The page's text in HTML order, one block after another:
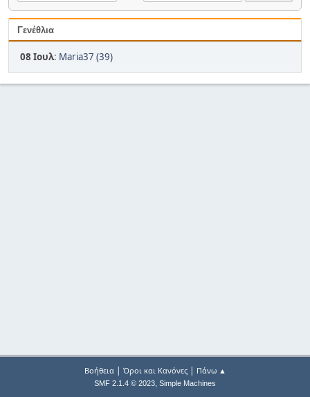
Γενέθλια
08 Ιουλ: Maria37 (39)
Βοήθεια| Όροι και Κανόνες| Πάνω ▲
SMF 2.1.4 © 2023, Simple Machines